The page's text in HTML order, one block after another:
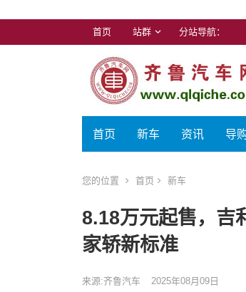
首页 站群 分站导航：
首页 新车 资讯 导
您的位置 首页 新车
8.18万元起售，吉
家轿新标准
来源:齐鲁汽车 2025年08月09日